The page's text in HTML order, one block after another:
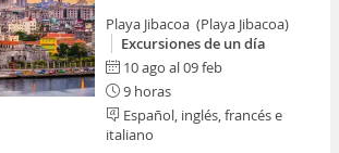
Playa Jibacoa (Playa Jibacoa)
Excursiones de un día
10 ago al 09 feb
9 horas
Español, inglés, francés e
italiano